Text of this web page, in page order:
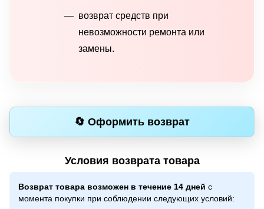
возврат средств при
невозможности ремонта или
замены.
🔄 Оформить возврат
Условия возврата товара
Возврат товара возможен в течение 14 дней с
момента покупки при соблюдении следующих условий: